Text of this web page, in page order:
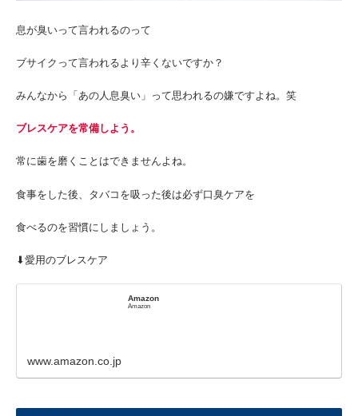
息が臭いって言われるのって
ブサイクって言われるより辛くないですか？
みんなから「あの人息臭い」って思われるの嫌ですよね。笑
ブレスケアを常備しよう。
常に歯を磨くことはできませんよね。
食事をした後、タバコを吸った後は必ず口臭ケアを
食べるのを習慣にしましょう。
⬇︎愛用のブレスケア
Amazon
Amazon
www.amazon.co.jp